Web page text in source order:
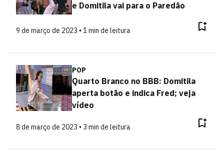
e Domitila vai para o Paredão
9 de março de 2023 • 1 min de leitura
POP
Quarto Branco no BBB: Domitila
aperta botão e indica Fred; veja
vídeo
8 de março de 2023 • 3 min de leitura